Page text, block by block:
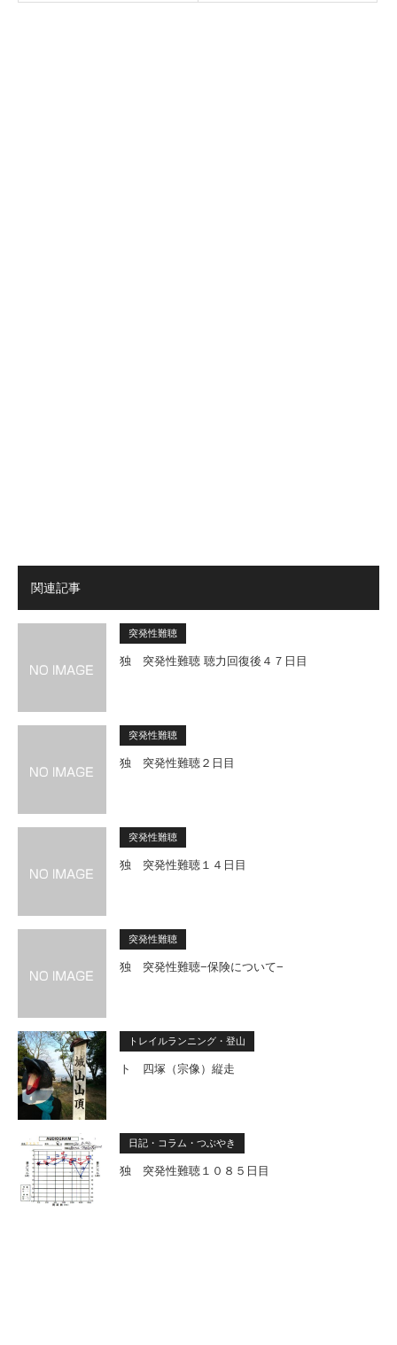
関連記事
突発性難聴
独 突発性難聴 聴力回復後４７日目
突発性難聴
独 突発性難聴２日目
突発性難聴
独 突発性難聴１４日目
突発性難聴
独 突発性難聴−保険について−
トレイルランニング・登山
ト 四塚（宗像）縦走
日記・コラム・つぶやき
独 突発性難聴１０８５日目